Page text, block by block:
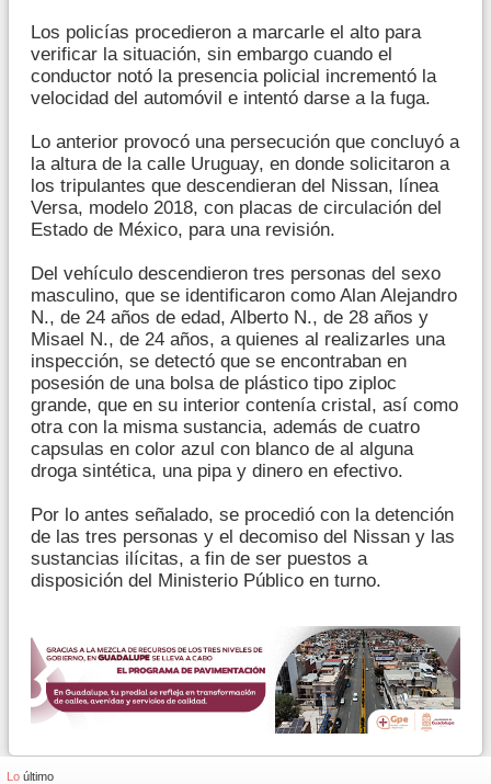
Los policías procedieron a marcarle el alto para
verificar la situación, sin embargo cuando el
conductor notó la presencia policial incrementó la
velocidad del automóvil e intentó darse a la fuga.
Lo anterior provocó una persecución que concluyó a
la altura de la calle Uruguay, en donde solicitaron a
los tripulantes que descendieran del Nissan, línea
Versa, modelo 2018, con placas de circulación del
Estado de México, para una revisión.
Del vehículo descendieron tres personas del sexo
masculino, que se identificaron como Alan Alejandro
N., de 24 años de edad, Alberto N., de 28 años y
Misael N., de 24 años, a quienes al realizarles una
inspección, se detectó que se encontraban en
posesión de una bolsa de plástico tipo ziploc
grande, que en su interior contenía cristal, así como
otra con la misma sustancia, además de cuatro
capsulas en color azul con blanco de al alguna
droga sintética, una pipa y dinero en efectivo.
Por lo antes señalado, se procedió con la detención
de las tres personas y el decomiso del Nissan y las
sustancias ilícitas, a fin de ser puestos a
disposición del Ministerio Público en turno.
Lo último